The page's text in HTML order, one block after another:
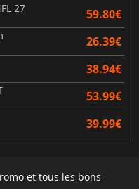
27
59.80€
26.39€
38.94€
53.99€
39.99€
et tous les bons